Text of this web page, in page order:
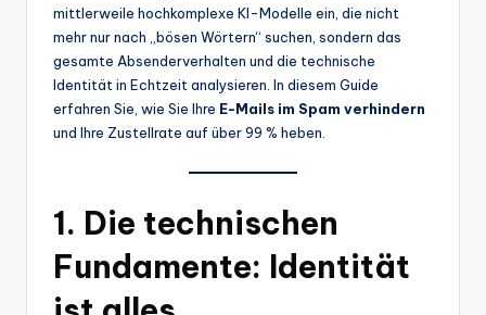
mittlerweile hochkomplexe KI-Modelle ein, die nicht
mehr nur nach „bösen Wörtern“ suchen, sondern das
gesamte Absenderverhalten und die technische
Identität in Echtzeit analysieren. In diesem Guide
erfahren Sie, wie Sie Ihre E-Mails im Spam verhindern
und Ihre Zustellrate auf über 99 % heben.
1. Die technischen
Fundamente: Identität